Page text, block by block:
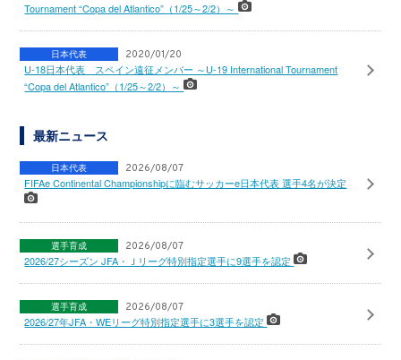
Tournament “Copa del Atlantico”（1/25～2/2）～
日本代表 2020/01/20
U-18日本代表 スペイン遠征メンバー ～U-19 International Tournament
“Copa del Atlantico”（1/25～2/2）～
最新ニュース
日本代表 2026/08/07
FIFAe Continental Championshipに臨むサッカーe日本代表 選手4名が決定
選手育成 2026/08/07
2026/27シーズン JFA・Ｊリーグ特別指定選手に9選手を認定
選手育成 2026/08/07
2026/27年JFA・WEリーグ特別指定選手に3選手を認定